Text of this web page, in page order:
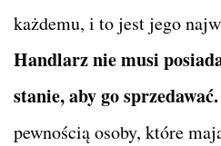
każdemu, i to jest jego
Handlarz nie musi
stanie, aby go sprzedawać.
pewnością osoby, które